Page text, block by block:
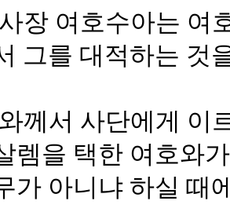
장 여호수아는 여
그를 대적하는 것
께서 사단에게 이
렘을 택한 여호와
가 아니냐 하실 때